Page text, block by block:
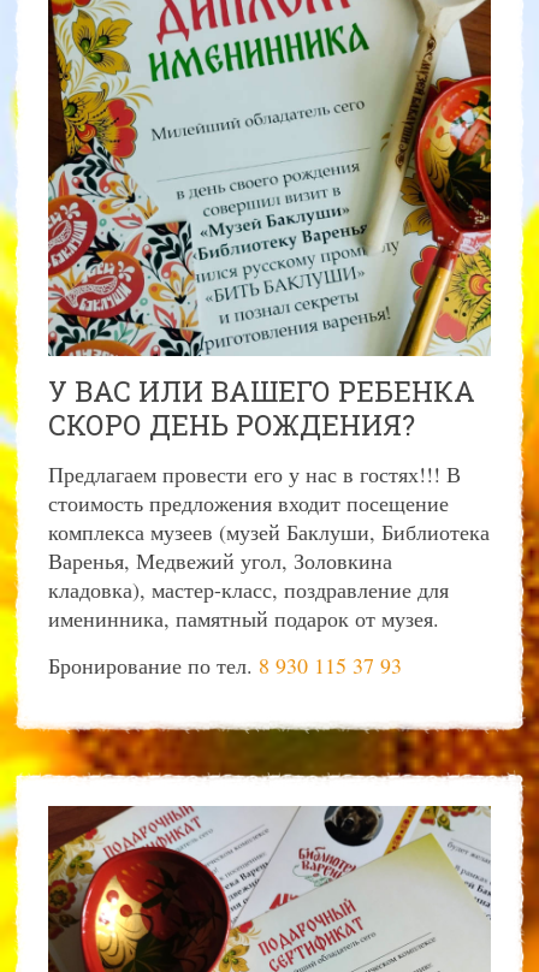
У ВАС ИЛИ ВАШЕГО РЕБЕНКА
СКОРО ДЕНЬ РОЖДЕНИЯ?
Предлагаем провести его у нас в гостях!!! В
стоимость предложения входит посещение
комплекса музеев (музей Баклуши, Библиотека
Варенья, Медвежий угол, Золовкина
кладовка), мастер-класс, поздравление для
именинника, памятный подарок от музея.
Бронирование по тел. 8 930 115 37 93